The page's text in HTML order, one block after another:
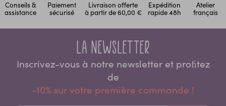
Conseils &
assistance
Paiement
sécurisé
Livraison offerte
à partir de 60,00 €
Expédition
rapide 48h
Atelier
français
La newsletter
Inscrivez-vous à notre newsletter et proﬁtez
de
-10% sur votre première commande !